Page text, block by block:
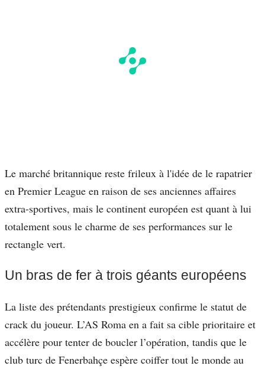
Le marché britannique reste frileux à l'idée de le rapatrier
en Premier League en raison de ses anciennes affaires
extra-sportives, mais le continent européen est quant à lui
totalement sous le charme de ses performances sur le
rectangle vert.
Un bras de fer à trois géants européens
La liste des prétendants prestigieux confirme le statut de
crack du joueur. L’AS Roma en a fait sa cible prioritaire et
accélère pour tenter de boucler l’opération, tandis que le
club turc de Fenerbahçe espère coiffer tout le monde au